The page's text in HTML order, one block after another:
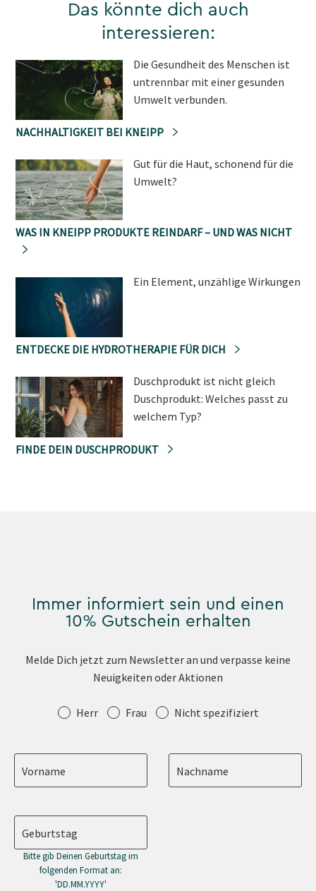
Das könnte dich auch
interessieren:
Die Gesundheit des Menschen ist
untrennbar mit einer gesunden
Umwelt verbunden.
NACHHALTIGKEIT BEI KNEIPP
Gut für die Haut, schonend für die
Umwelt?
WAS IN KNEIPP PRODUKTE REINDARF – UND WAS NICHT
Ein Element, unzählige Wirkungen
ENTDECKE DIE HYDROTHERAPIE FÜR DICH
Duschprodukt ist nicht gleich
Duschprodukt: Welches passt zu
welchem Typ?
FINDE DEIN DUSCHPRODUKT
Immer informiert sein und einen
10% Gutschein erhalten
Melde Dich jetzt zum Newsletter an und verpasse keine
Neuigkeiten oder Aktionen
Anrede Herr Frau Nicht spezifiziert
Vorname Nachname
Geburtstag
Bitte gib Deinen Geburtstag im
folgenden Format an:
'DD.MM.YYYY'